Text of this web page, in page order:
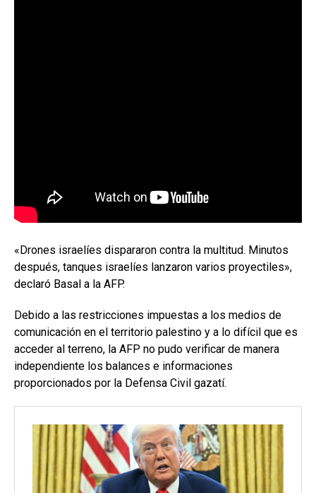
«Drones israelíes dispararon contra la multitud. Minutos
después, tanques israelíes lanzaron varios proyectiles»,
declaró Basal a la AFP.
Debido a las restricciones impuestas a los medios de
comunicación en el territorio palestino y a lo difícil que es
acceder al terreno, la AFP no pudo verificar de manera
independiente los balances e informaciones
proporcionados por la Defensa Civil gazatí.